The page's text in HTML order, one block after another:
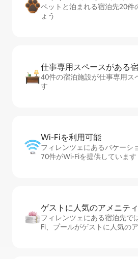
ペットと泊まれる宿泊先20件
ょう
仕事専用ス⁠ペ⁠ー⁠スがあ⁠る
40件の宿泊施設が仕事専用ス
す
Wi-Fiを利⁠用⁠可⁠能
フィレンツェにあるバケーシ
70件がWi-Fiを提供しています
ゲストに人⁠気⁠のア⁠メ⁠ニ⁠テ⁠
フィレンツェにある宿泊先で
Fi、プールがゲストに人気の